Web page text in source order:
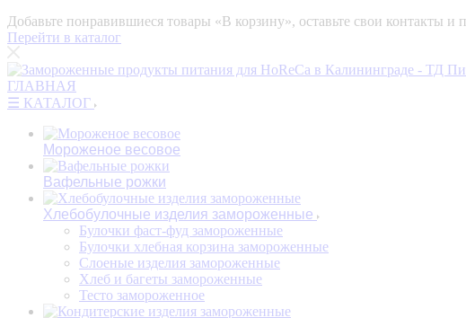
Добавьте понравившиеся товары «‎В корзину»‎, оставьте свои контакты и
Перейти в каталог
ГЛАВНАЯ
☰ КАТАЛОГ
Мороженое весовое
Вафельные рожки
Хлебобулочные изделия замороженные
Булочки фаст-фуд замороженные
Булочки хлебная корзина замороженные
Слоеные изделия замороженные
Хлеб и багеты замороженные
Тесто замороженное